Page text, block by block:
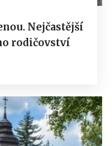
Nejčastější
rodičovství